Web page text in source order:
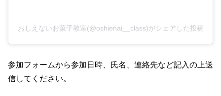
おしえないお菓子教室(@oshienai__class)がシェアした投稿
参加フォームから参加日時、氏名、連絡先など記入の上送
信してください。